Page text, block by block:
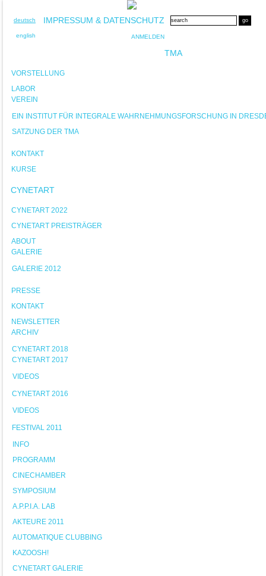
deutsch
english
IMPRESSUM & DATENSCHUTZ
ANMELDEN
TMA
VORSTELLUNG
LABOR
VEREIN
EIN INSTITUT FÜR INTEGRALE WAHRNEHMUNGSFORSCHUNG IN
SATZUNG DER TMA
KONTAKT
KURSE
CYNETART
CYNETART 2022
CYNETART PREISTRÄGER
ABOUT
GALERIE
GALERIE 2012
PRESSE
KONTAKT
NEWSLETTER
ARCHIV
CYNETART 2018
CYNETART 2017
VIDEOS
CYNETART 2016
VIDEOS
FESTIVAL 2011
INFO
PROGRAMM
CINECHAMBER
SYMPOSIUM
A.P.P.I.A. LAB
AKTEURE 2011
AUTOMATIQUE CLUBBING
KAZOOSH!
CYNETART GALERIE